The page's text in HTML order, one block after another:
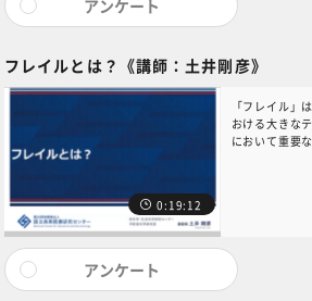
わせは、6NC
アンケート
フレイルとは？《講師：土井剛彦》​
0:19:12
「フレイル」
おける大きな
において重要
期に評価すべ
げられる。本
型やその他の
せは、6NC共
アンケート